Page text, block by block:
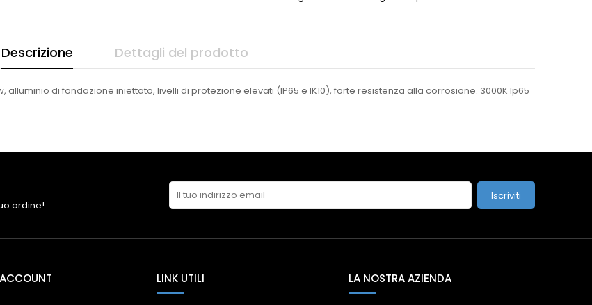
Descrizione Dettagli del prodotto
alluminio di fondazione iniettato, livelli di protezione elevati (IP65 e IK10), forte resistenza alla corrosione. 3000K Ip65
ordine!
Iscriviti
LINK UTILI LA NOSTRA AZIENDA